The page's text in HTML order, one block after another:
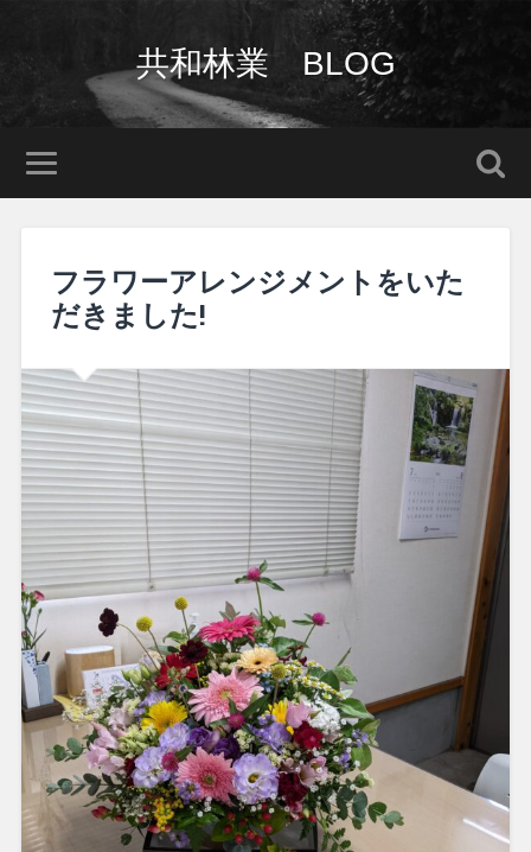
共和林業 BLOG
フラワーアレンジメントをいた
だきました!